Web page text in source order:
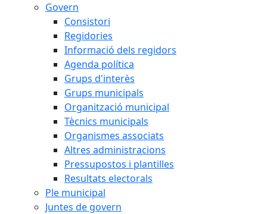
Govern
Consistori
Regidories
Informació dels regidors
Agenda política
Grups d'interès
Grups municipals
Organització municipal
Tècnics municipals
Organismes associats
Altres administracions
Pressupostos i plantilles
Resultats electorals
Ple municipal
Juntes de govern